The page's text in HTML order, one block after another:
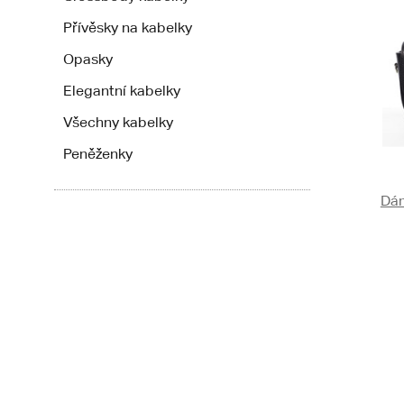
Přívěsky na kabelky
Opasky
Elegantní kabelky
Všechny kabelky
Peněženky